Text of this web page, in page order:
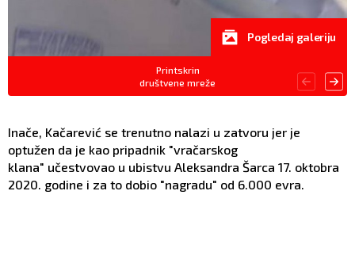
Printskrin
društvene mreže
Pogledaj galeriju
Inače, Kačarević se trenutno nalazi u zatvoru jer je
optužen da je kao pripadnik "vračarskog
klana" učestvovao u ubistvu Aleksandra Šarca 17. oktobra
2020. godine i za to dobio "nagradu" od 6.000 evra.